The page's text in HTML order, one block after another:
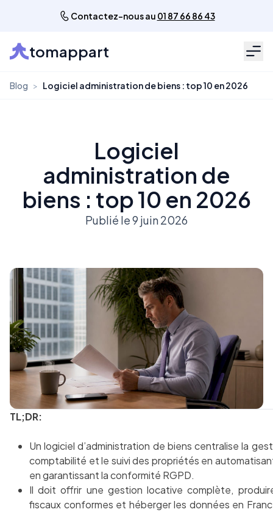
Contactez-nous au 01 87 66 86 43
tomappart
Blog > Logiciel administration de biens : top 10 en 2026
Logiciel
administration de
biens : top 10 en 2026
Publié le 9 juin 2026
TL;DR:
Un logiciel d’administration de biens centralise la
comptabilité et le suivi des propriétés en
en garantissant la conformité RGPD.
Il doit offrir une gestion locative complète,
fiscaux conformes et héberger les données en